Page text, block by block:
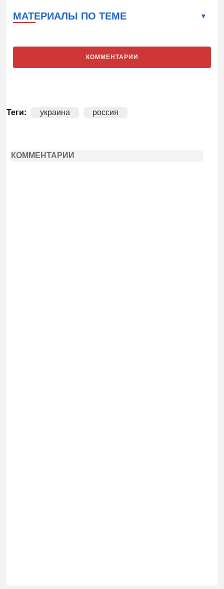
МАТЕРИАЛЫ ПО ТЕМЕ
КОММЕНТАРИИ
Теги: украина россия
КОММЕНТАРИИ